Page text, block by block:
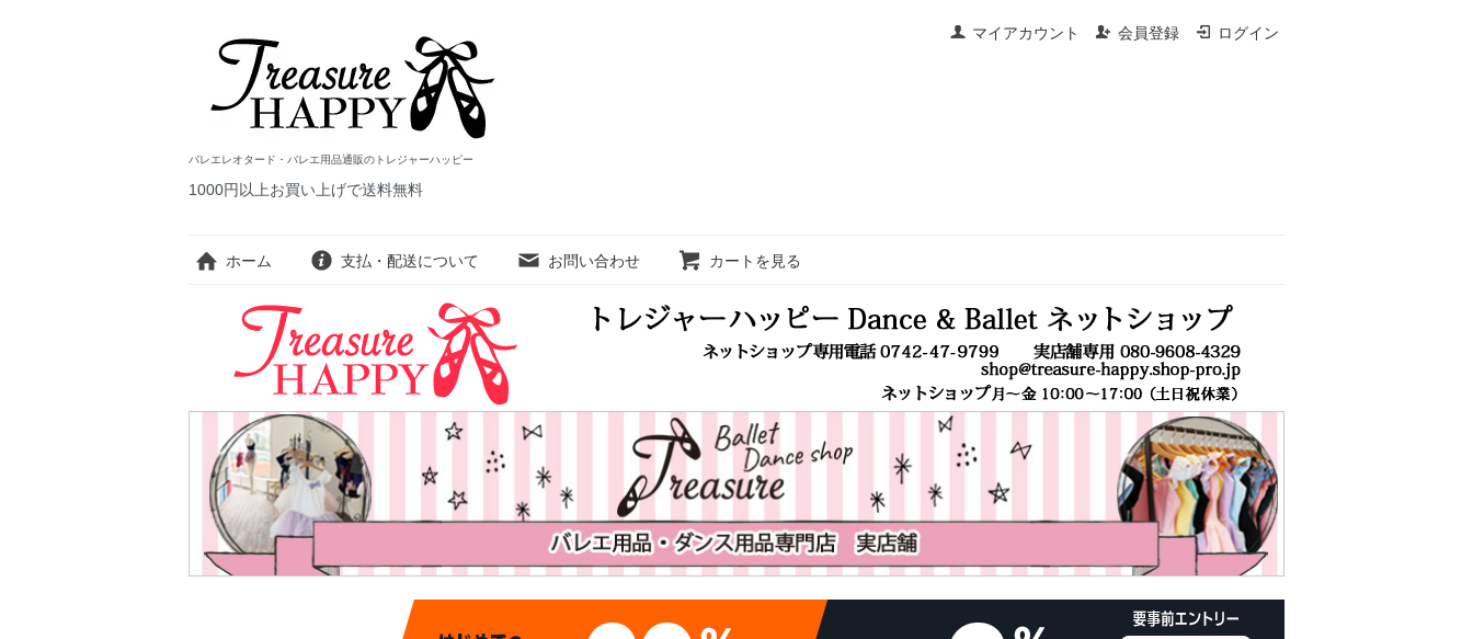
マイアカウント 会員登録 ログイン
バレエレオタード・バレエ用品通販のトレジャーハッピー
1000円以上お買い上げで送料無料
ホーム 支払・配送について お問い合わせ カートを見る